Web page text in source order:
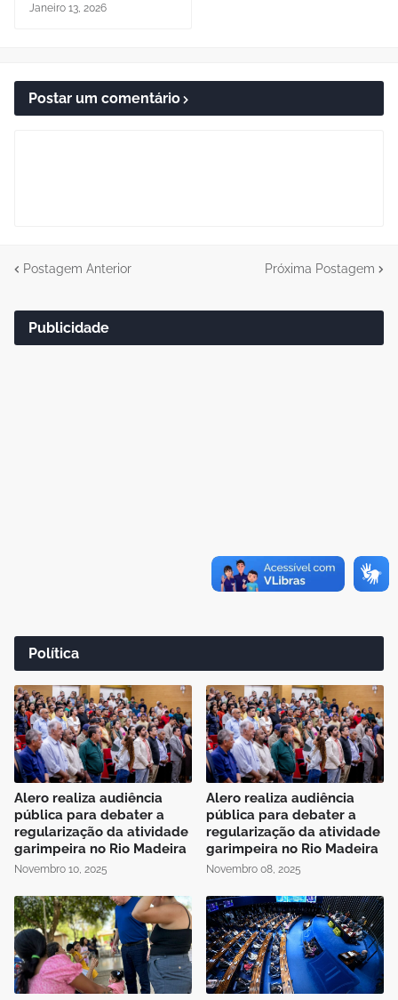
Janeiro 13, 2026
Postar um comentário
Postagem Anterior Próxima Postagem
Publicidade
Política
Alero realiza audiência
pública para debater a
regularização da atividade
garimpeira no Rio Madeira
Novembro 10, 2025
Alero realiza audiência
pública para debater a
regularização da atividade
garimpeira no Rio Madeira
Novembro 08, 2025